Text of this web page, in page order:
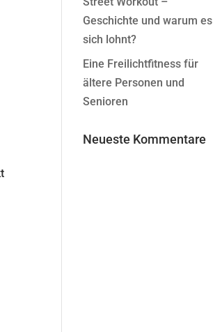
Trainingsbank & Rückenstation
Fitnessleiter
Geschichte und warum es
sich lohnt?
Eine Freilichtfitness für
ältere Personen und
Senioren
Neueste Kommentare